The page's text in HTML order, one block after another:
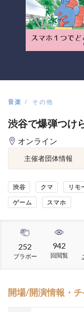
音楽 その他
渋谷で爆弾つけ
オンライン
主催者団体情報
渋谷 クマ リモ
ゲーム スマホ
252
ブラボー
942
回閲覧
開場/開演情報・